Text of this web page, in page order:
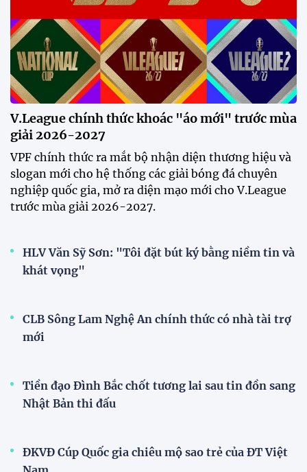
không đều hạnh phúc"
12:20 30/07/2026
Phóng viên Singapore bất ngờ
xuất hiện tại sân tập để theo dõi
sao nhập tịch tuyển Việt Nam
Đội tuyển Việt Nam chạm trán
Thái Lan tại Division 1 FIFA
dịch ASIAD 2026
Dàn sao U23 Việt Nam hội quân,
sẵn sàng chinh phục ASIAD